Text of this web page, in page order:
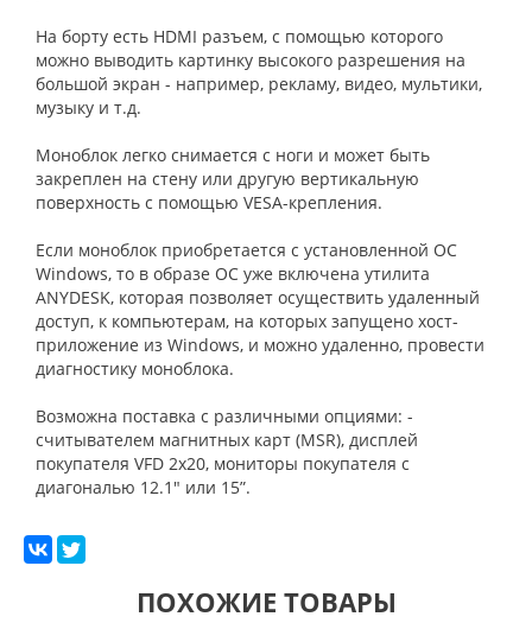
На борту есть HDMI разъем, с помощью которого
можно выводить картинку высокого разрешения на
большой экран - например, рекламу, видео, мультики,
музыку и т.д.
Моноблок легко снимается с ноги и может быть
закреплен на стену или другую вертикальную
поверхность с помощью VESA-крепления.
Если моноблок приобретается с установленной ОС
Windows, то в образе ОС уже включена утилита
ANYDESK, которая позволяет осуществить удаленный
доступ, к компьютерам, на которых запущено хост-
приложение из Windows, и можно удаленно, провести
диагностику моноблока.
Возможна поставка с различными опциями: -
считывателем магнитных карт (MSR), дисплей
покупателя VFD 2x20, мониторы покупателя с
диагональю 12.1" или 15”.
ПОХОЖИЕ ТОВАРЫ